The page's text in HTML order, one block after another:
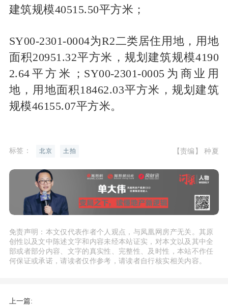
建筑规模40515.50平方米；
SY00-2301-0004为R2二类居住用地，用地
面积20951.32平方米，规划建筑规模4190
2.64平方米；SY00-2301-0005为商业用
地，用地面积18462.03平方米，规划建筑
规模46155.07平方米。
标签： 北京 土拍 【责编】 种夏
免责声明：本文仅代表作者个人观点，与凤凰网房产无关。其原
创性以及文中陈述文字和内容未经本站证实，对本文以及其中全
部或者部分内容、文字的真实性、完整性、及时性，本站不作任
何保证或承诺，请读者仅作参考，请读者自行核实相关内容。
上一篇: